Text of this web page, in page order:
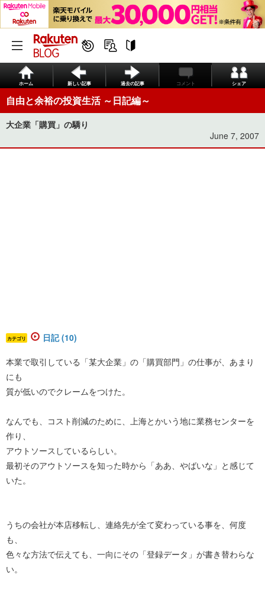
ホーム 新しい記事 過去の記事 コメント シェア
自由と余裕の投資生活 ～日記編～
大企業「購買」の驕り
June 7, 2007
カテゴリ 日記 (10)
本業で取引している「某大企業」の「購買部門」の仕事が、あまり
にも
質が低いのでクレームをつけた。
なんでも、コスト削減のために、上海とかいう地に業務センターを
作り、
アウトソースしているらしい。
最初そのアウトソースを知った時から「ああ、やばいな」と感じて
いた。
うちの会社が本店移転し、連絡先が全て変わっている事を、何度
も、
色々な方法で伝えても、一向にその「登録データ」が書き替わらな
い。